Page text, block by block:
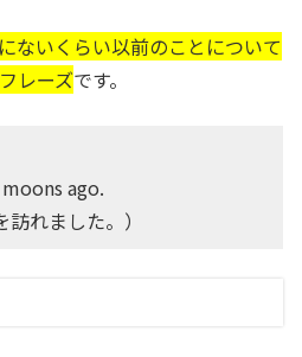
ないくらい以前のことについて
レーズです。
ago.
訪れました。）